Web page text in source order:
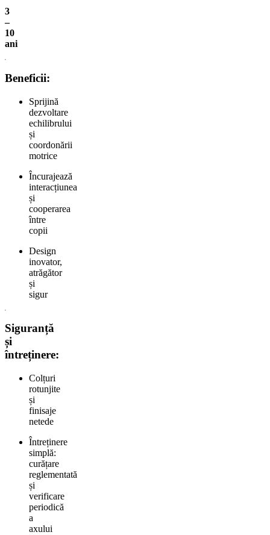
3
–
10
ani
Beneficii:
Sprijină
dezvoltare
echilibrului
și
coordonării
motrice
Încurajează
interacțiunea
și
cooperarea
între
copii
Design
inovator,
atrăgător
și
sigur
Siguranță
și
întreținere:
Colțuri
rotunjite
și
finisaje
netede
Întreținere
simplă:
curățare
reglementată
și
verificare
periodică
a
axului